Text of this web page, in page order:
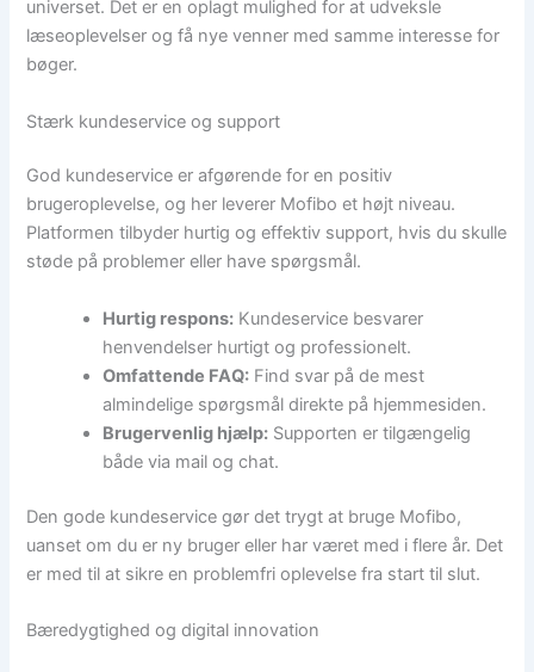
universet. Det er en oplagt mulighed for at udveksle
læseoplevelser og få nye venner med samme interesse for
bøger.
Stærk kundeservice og support
God kundeservice er afgørende for en positiv
brugeroplevelse, og her leverer Mofibo et højt niveau.
Platformen tilbyder hurtig og effektiv support, hvis du skulle
støde på problemer eller have spørgsmål.
Hurtig respons: Kundeservice besvarer
henvendelser hurtigt og professionelt.
Omfattende FAQ: Find svar på de mest
almindelige spørgsmål direkte på hjemmesiden.
Brugervenlig hjælp: Supporten er tilgængelig
både via mail og chat.
Den gode kundeservice gør det trygt at bruge Mofibo,
uanset om du er ny bruger eller har været med i flere år. Det
er med til at sikre en problemfri oplevelse fra start til slut.
Bæredygtighed og digital innovation